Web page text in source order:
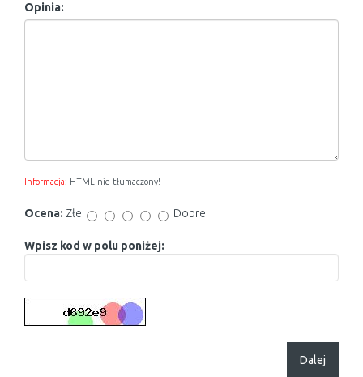
Opinia:
Informacja: HTML nie tłumaczony!
Ocena: Złe Dobre
Wpisz kod w polu poniżej:
Dalej